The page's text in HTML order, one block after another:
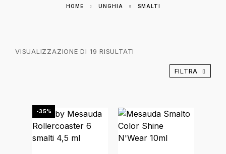
HOME UNGHIA SMALTI
VISUALIZZAZIONE DI 19 RISULTATI
FILTRA
-35% Questo prodotto ha più